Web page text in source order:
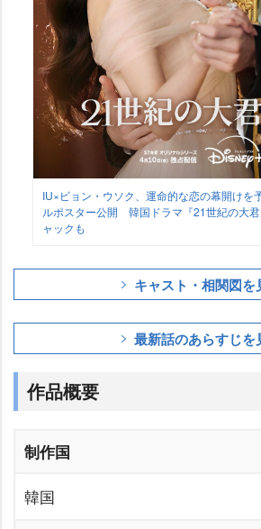
IU×ビョン・ウソク、運命的な恋の幕開け
ルポスター公開 韓国ドラマ『21世紀の大
ャックも
キャスト・相関図を
最新話のあらすじを
作品概要
制作国
韓国